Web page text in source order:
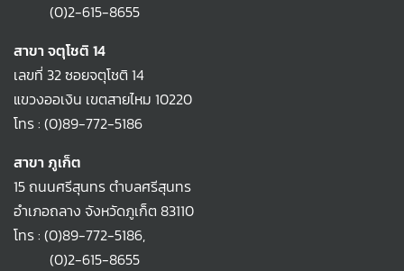
(0)2-615-8655
สาขา จตุโชติ 14
เลขที่ 32 ซอยจตุโชติ 14
แขวงออเงิน เขตสายไหม 10220
โทร : (0)89-772-5186
สาขา ภูเก็ต
15 ถนนศรีสุนทร ตำบลศรีสุนทร
อำเภอถลาง จังหวัดภูเก็ต 83110
โทร : (0)89-772-5186,
(0)2-615-8655